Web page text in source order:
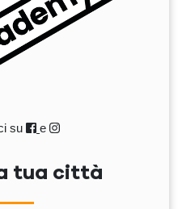
su e
tua città